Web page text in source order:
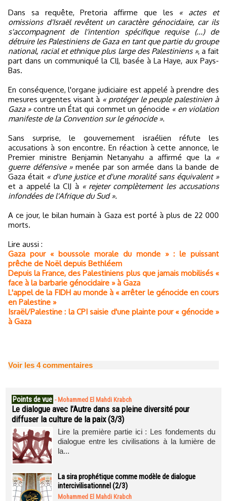
Dans sa requête, Pretoria affirme que les « actes et
omissions d'Israël revêtent un caractère génocidaire, car ils
s'accompagnent de l'intention spécifique requise (...) de
détruire les Palestiniens de Gaza en tant que partie du groupe
national, racial et ethnique plus large des Palestiniens », a fait
part dans un communiqué la CIJ, basée à La Haye, aux Pays-
Bas.
En conséquence, l'organe judiciaire est appelé à prendre des
mesures urgentes visant à « protéger le peuple palestinien à
Gaza »contre un État qui commet un génocide « en violation
manifeste de la Convention sur le génocide ».
Sans surprise, le gouvernement israélien réfute les
accusations à son encontre. En réaction à cette annonce, le
Premier ministre Benjamin Netanyahu a affirmé que la
«
guerre défensive »menée par son armée dans la bande de
Gaza était « d'une justice et d'une moralité sans équivalent »
et a appelé la CIJ à « rejeter complètement les accusations
infondées de l'Afrique du Sud ».
A ce jour, le bilan humain à Gaza est porté à plus de 22 000
morts.
Lire aussi :
Gaza pour « boussole morale du monde » : le puissant
prêche de Noël depuis Bethléem
Depuis la France, des Palestiniens plus que jamais mobilisés «
face à la barbarie génocidaire » à Gaza
L'appel de la FIDH au monde à « arrêter le génocide en cours
en Palestine »
Israël/Palestine : la CPI saisie d'une plainte pour « génocide »
à Gaza
Voir les 4commentaires
Points de vue - Mohammed El Mahdi Krabch
Le dialogue avec l’Autre dans sa pleine diversité pour
diffuser la culture de la paix (3/3)
Lire la première partie ici : Les fondements du
dialogue entre les civilisations à la lumière de
la...
La sira prophétique comme modèle de dialogue
intercivilisationnel (2/3)
Mohammed El Mahdi Krabch